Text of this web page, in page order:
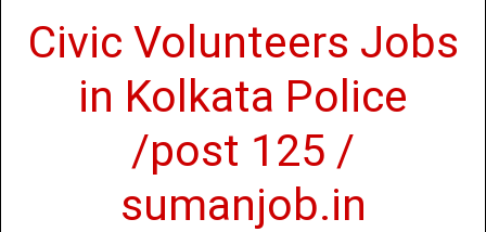
Civic Volunteers Jobs
in Kolkata Police
/post 125 /
sumanjob.in